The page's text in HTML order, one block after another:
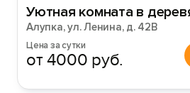
Уютная комната в
Алупка, ул. Ленина, д. 42В
Цена за сутки
от 4000 руб.